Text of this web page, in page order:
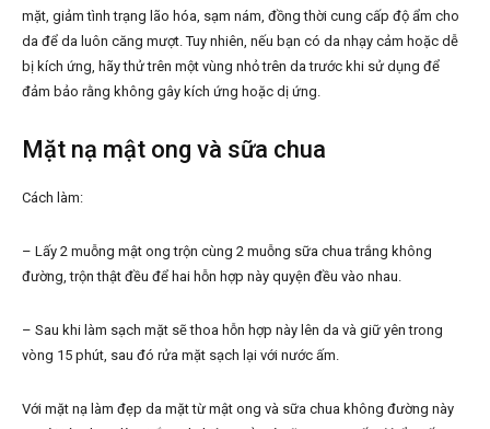
mặt, giảm tình trạng lão hóa, sạm nám, đồng thời cung cấp độ ẩm cho
da để da luôn căng mượt. Tuy nhiên, nếu bạn có da nhạy cảm hoặc dễ
bị kích ứng, hãy thử trên một vùng nhỏ trên da trước khi sử dụng để
đảm bảo rằng không gây kích ứng hoặc dị ứng.
Mặt nạ mật ong và sữa chua
Cách làm:
– Lấy 2 muỗng mật ong trộn cùng 2 muỗng sữa chua trắng không
đường, trộn thật đều để hai hỗn hợp này quyện đều vào nhau.
– Sau khi làm sạch mặt sẽ thoa hỗn hợp này lên da và giữ yên trong
vòng 15 phút, sau đó rửa mặt sạch lại với nước ấm.
Với mặt nạ làm đẹp da mặt từ mật ong và sữa chua không đường này